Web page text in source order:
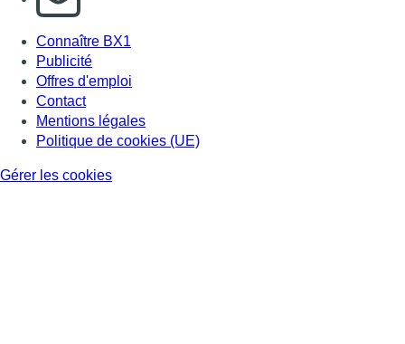
Connaître BX1
Publicité
Offres d'emploi
Contact
Mentions légales
Politique de cookies (UE)
Gérer les cookies